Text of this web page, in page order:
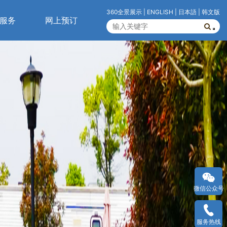
360全景展示 ENGLISH 日本語 韩文版
务 网上预订
微信公众号
服务热线